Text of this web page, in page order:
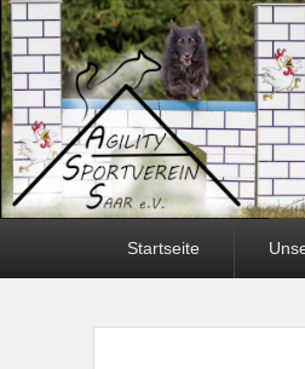
Startseite